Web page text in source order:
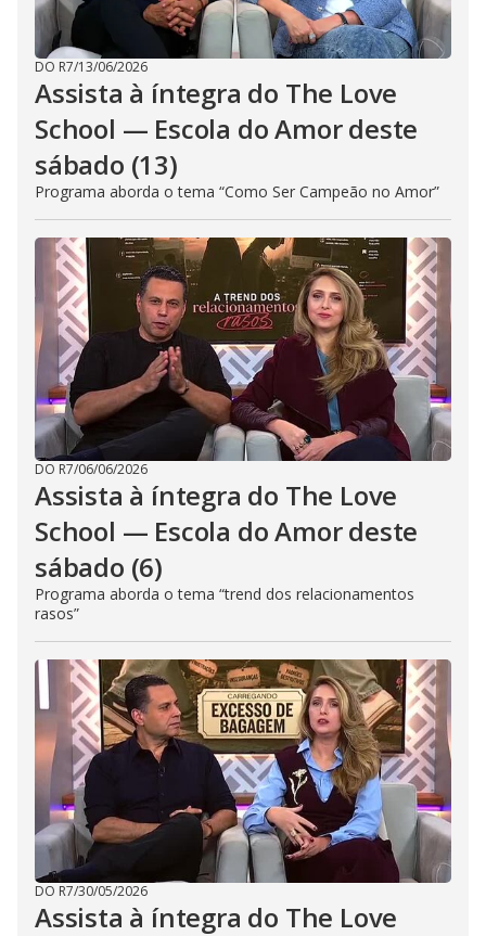
DO R7/13/06/2026
Assista à íntegra do The Love
School — Escola do Amor deste
sábado (13)
Programa aborda o tema “Como Ser Campeão no Amor”
DO R7/06/06/2026
Assista à íntegra do The Love
School — Escola do Amor deste
sábado (6)
Programa aborda o tema “trend dos relacionamentos
rasos”
DO R7/30/05/2026
Assista à íntegra do The Love